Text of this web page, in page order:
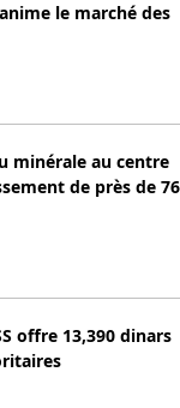
le marché des
minérale au centre
de près de 76
offre 13,390 dinars